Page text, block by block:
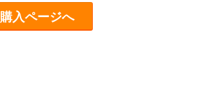
購入ページへ